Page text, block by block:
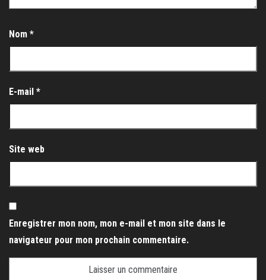
Nom *
E-mail *
Site web
Enregistrer mon nom, mon e-mail et mon site dans le
navigateur pour mon prochain commentaire.